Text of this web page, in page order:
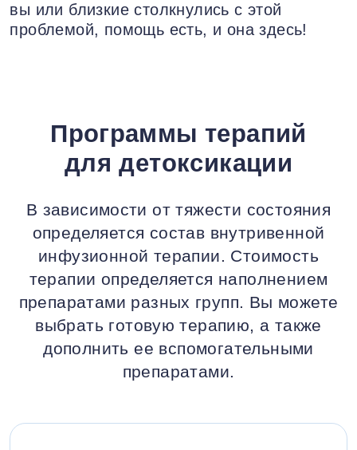
вы или близкие столкнулись с этой
проблемой, помощь есть, и она здесь!
Программы терапий
для детоксикации
В зависимости от тяжести состояния
определяется состав внутривенной
инфузионной терапии. Стоимость
терапии определяется наполнением
препаратами разных групп. Вы можете
выбрать готовую терапию, а также
дополнить ее вспомогательными
препаратами.